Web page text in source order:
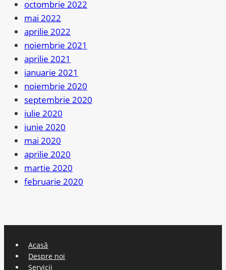
octombrie 2022
mai 2022
aprilie 2022
noiembrie 2021
aprilie 2021
ianuarie 2021
noiembrie 2020
septembrie 2020
iulie 2020
iunie 2020
mai 2020
aprilie 2020
martie 2020
februarie 2020
Acasă
Despre noi
Servicii